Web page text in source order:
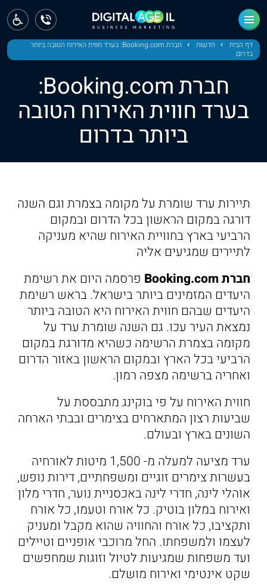
דף הבית חדשות
חברת Booking.com: בערד חווית האירוח הטובה ביותר
בדרום
חברת Booking.com:
בערד חווית האירוח הטובה
ביותר בדרום
תיירות ערד שומרת על מקומה בצמרת וגם השנה
דורגה במקום הראשון בכל הדרום ובמקום
הרביעי בארץ בחוויית האירוח שהיא מעניקה
לתיירים שמגיעים אליה
חברת Booking.com
פרסמה היום את רשימת
היעדים המזמינים ביותר בישראל. בראש רשימת
היעדים שבהם חווית האירוח היא הטובה ביותר
נמצאת העיר עכו. גם השנה שומרת ערד על
מקומה בצמרת הרשימה כשהיא מדורגת במקום
הרביעי בכל הארץ ובמקום הראשון באזור הדרום
ואחריה ברשימה מצפה רמון.
חווית האירוח על פי בוקינג מתבססת על
שביעות רצון המתארחים בצימרים ובבתי הארחה
השונים בארץ ובעולם.
ערד מציעה למעלה מ- 1,500 מיטות לאורחיה
בעשרות צימרים זוגיים ומשפחתיים, דירות נופש,
אוהלי לינה, חדרי לינה באכסניית נוער, חדרי מלון
ואירוח במלון בוטיק. כל אורח וטעמו, כל אורח
ותקציבו, כל אורח והחוויה שהוא מקבל ומעניק
לעצמו ולמשפחתו. החל מרוכבי אופניים וטיילים
ועד משפחות שמגיעות לטיול וזוגות שמחפשים
שקט אינטימי ואירוח מושלם.
ראשי
חדשות
מחוז חיפה
מחוז מרכז
תל אביב